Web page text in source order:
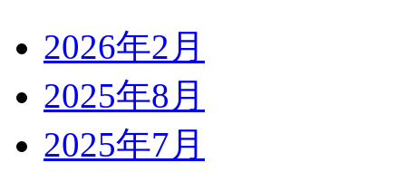
2026年2月
2025年8月
2025年7月